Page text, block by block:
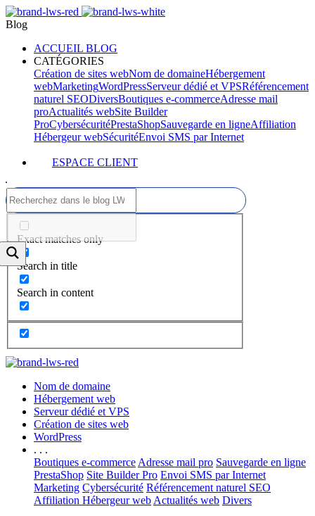
Blog
ACCUEIL BLOG
CATÉGORIES
Création de sites webNom de domaineHébergement
webMarketingWordPressServeur dédié et VPSRéférencement
naturel SEODiversBoutiques e-commerceAdresse mail
proActualités webSite Builder
ProCybersécuritéPrestaShopSauvegarde en ligneAffiliation
Hébergeur webSécuritéEnvoi SMS par Internet
ESPACE CLIENT
Exact matches only
Search in title
Search in content
Nom de domaine
Hébergement web
Serveur dédié et VPS
Création de sites web
WordPress
. . .
Boutiques e-commerce Adresse mail pro Sauvegarde en ligne
PrestaShop Site Builder Pro Envoi SMS par Internet
Marketing Cybersécurité Référencement naturel SEO
Affiliation Hébergeur web Actualités web Divers